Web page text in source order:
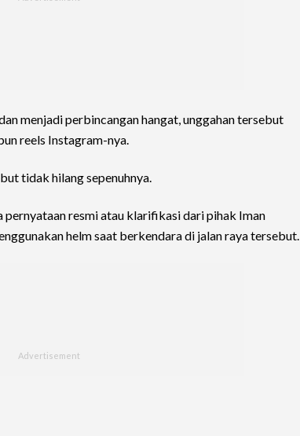
menjadi perbincangan hangat, unggahan tersebut
reels Instagram-nya.
tidak hilang sepenuhnya.
resmi atau klarifikasi dari pihak Iman
helm saat berkendara di jalan raya tersebut.